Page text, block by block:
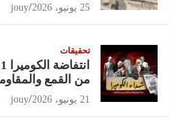
25 يونيو، 2026 jouy
تحقيقات
من القمع
21 يونيو، 2026 jouy